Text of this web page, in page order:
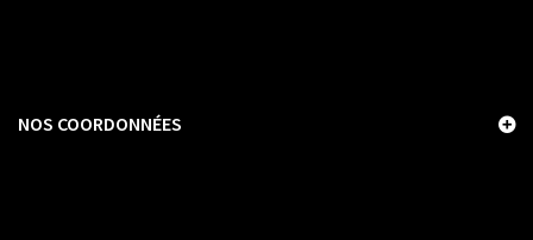
NOS COORDONNÉES